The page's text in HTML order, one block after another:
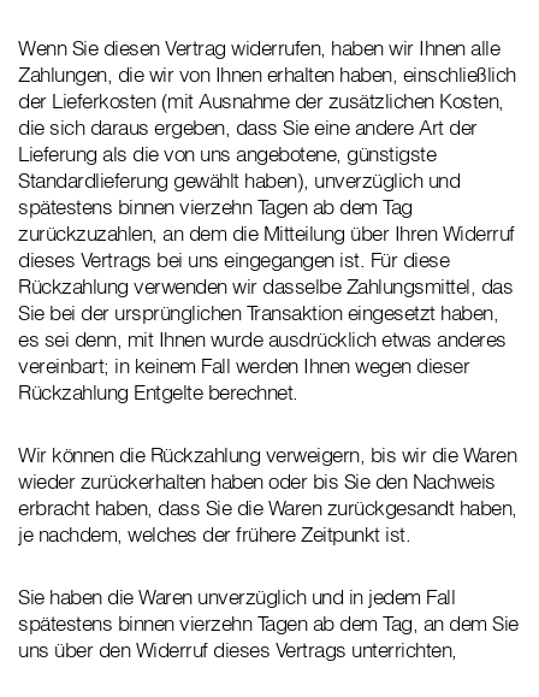
Wenn Sie diesen Vertrag widerrufen, haben wir Ihnen alle
Zahlungen, die wir von Ihnen erhalten haben, einschließlich
der Lieferkosten (mit Ausnahme der zusätzlichen Kosten,
die sich daraus ergeben, dass Sie eine andere Art der
Lieferung als die von uns angebotene, günstigste
Standardlieferung gewählt haben), unverzüglich und
spätestens binnen vierzehn Tagen ab dem Tag
zurückzuzahlen, an dem die Mitteilung über Ihren Widerruf
dieses Vertrags bei uns eingegangen ist. Für diese
Rückzahlung verwenden wir dasselbe Zahlungsmittel, das
Sie bei der ursprünglichen Transaktion eingesetzt haben,
es sei denn, mit Ihnen wurde ausdrücklich etwas anderes
vereinbart; in keinem Fall werden Ihnen wegen dieser
Rückzahlung Entgelte berechnet.
Wir können die Rückzahlung verweigern, bis wir die Waren
wieder zurückerhalten haben oder bis Sie den Nachweis
erbracht haben, dass Sie die Waren zurückgesandt haben,
je nachdem, welches der frühere Zeitpunkt ist.
Sie haben die Waren unverzüglich und in jedem Fall
spätestens binnen vierzehn Tagen ab dem Tag, an dem Sie
uns über den Widerruf dieses Vertrags unterrichten,